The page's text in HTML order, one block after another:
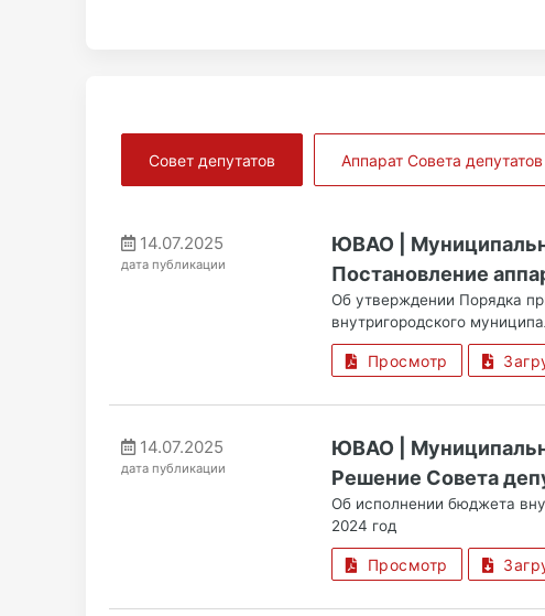
Совет депутатов Аппарат Совета депутатов
14.07.2025
дата публикации
ЮВАО |
Постановление
Об утверждении Порядка
внутригородского
Просмотр
14.07.2025
дата публикации
ЮВАО |
Решение Совета
Об исполнении бюджета
2024 год
Просмотр